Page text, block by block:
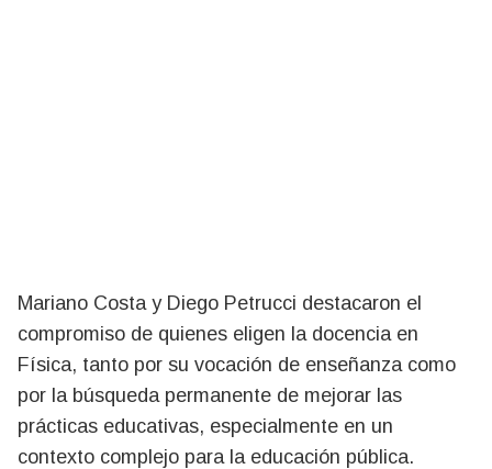
Mariano Costa y Diego Petrucci destacaron el
compromiso de quienes eligen la docencia en
Física, tanto por su vocación de enseñanza como
por la búsqueda permanente de mejorar las
prácticas educativas, especialmente en un
contexto complejo para la educación pública.